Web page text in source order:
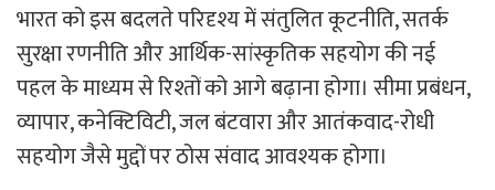
भारत को इस बदलते परिदृश्य में संतुलित कूटनीति, सतर्क
सुरक्षा रणनीति और आर्थिक-सांस्कृतिक सहयोग की नई
पहल के माध्यम से रिश्तों को आगे बढ़ाना होगा। सीमा प्रबंधन,
व्यापार, कनेक्टिविटी, जल बंटवारा और आतंकवाद-रोधी
सहयोग जैसे मुद्दों पर ठोस संवाद आवश्यक होगा।